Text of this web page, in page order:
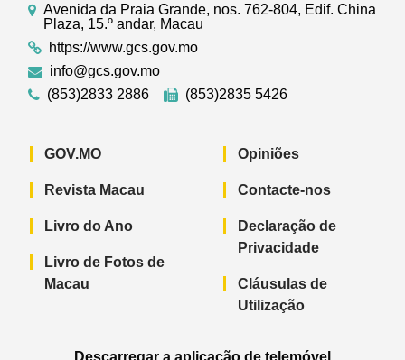
Avenida da Praia Grande, nos. 762-804, Edif. China
Plaza, 15.º andar, Macau
https://www.gcs.gov.mo
info@gcs.gov.mo
(853)2833 2886
(853)2835 5426
GOV.MO
Revista Macau
Livro do Ano
Livro de Fotos de
Macau
Opiniões
Contacte-nos
Declaração de
Privacidade
Cláusulas de
Utilização
Descarregar a aplicação de telemóvel